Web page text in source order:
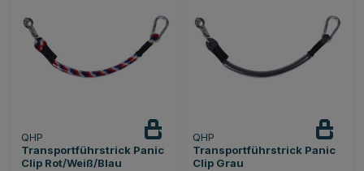
QHP
Transportführstrick Panic
Clip Rot/Weiß/Blau
QHP
Transportführstrick Panic
Clip Grau